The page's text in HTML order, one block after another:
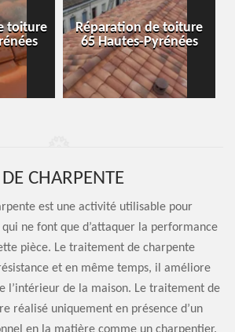
toiture
Réparation de toiture
65 Hautes-Pyrénées
CHARPENTE
est une activité utilisable pour
ne font que d’attaquer la performance
pièce. Le traitement de charpente
et en même temps, il améliore
l’intérieur de la maison. Le traitement de
réalisé uniquement en présence d’un